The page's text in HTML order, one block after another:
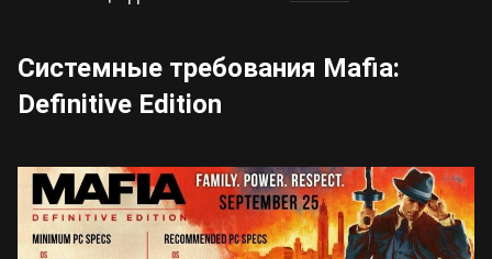
Системные требования Mafia:
Definitive Edition